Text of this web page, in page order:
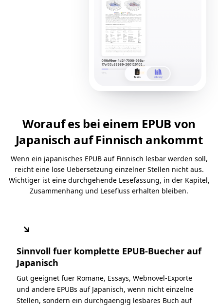
Worauf es bei einem EPUB von
Japanisch auf Finnisch ankommt
Wenn ein japanisches EPUB auf Finnisch lesbar werden soll,
reicht eine lose Uebersetzung einzelner Stellen nicht aus.
Wichtiger ist eine durchgehende Lesefassung, in der Kapitel,
Zusammenhang und Lesefluss erhalten bleiben.
↘
Sinnvoll fuer komplette EPUB-Buecher auf
Japanisch
Gut geeignet fuer Romane, Essays, Webnovel-Exporte
und andere EPUBs auf Japanisch, wenn nicht einzelne
Stellen, sondern ein durchgaengig lesbares Buch auf